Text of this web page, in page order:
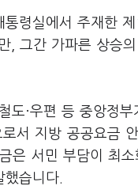
령실에서 주재한
, 그간 가파른 상승
도·우편 등 중앙정
서 지방 공공요금
은 서민 부담이 최
습니다.